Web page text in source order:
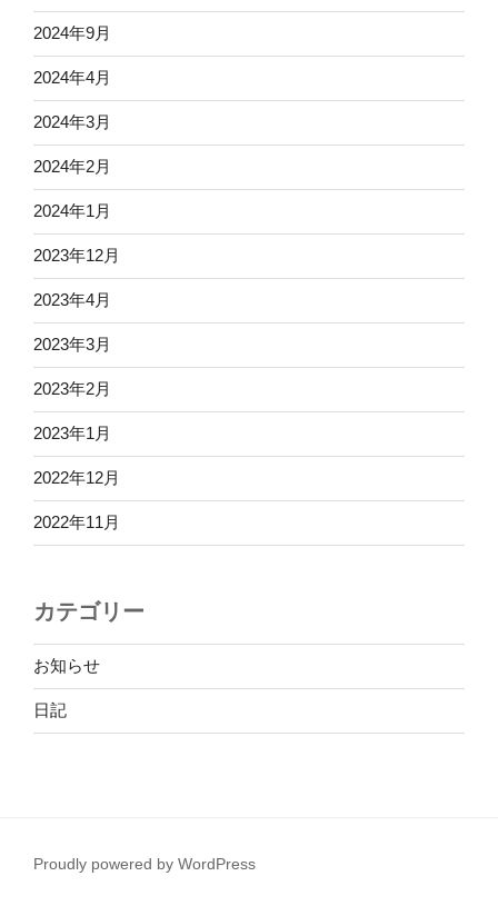
2024年9月
2024年4月
2024年3月
2024年2月
2024年1月
2023年12月
2023年4月
2023年3月
2023年2月
2023年1月
2022年12月
2022年11月
カテゴリー
お知らせ
日記
Proudly powered by WordPress